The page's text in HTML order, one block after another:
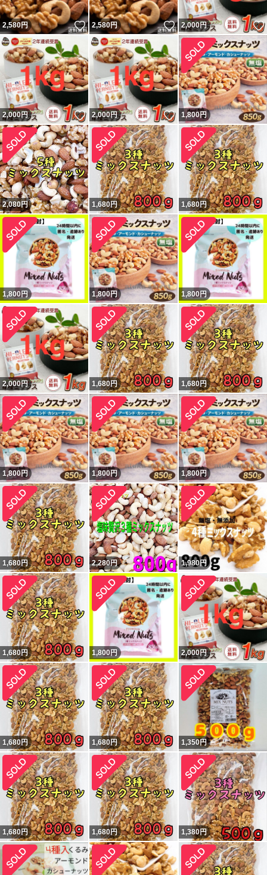
2,580円 いいね！
2,580円 いいね！
2,000円
2,000円 いいね！
2,000円 いいね！
1,800円
2,080円 1,680円 1,680円
1,800円 1,800円 1,800円
2,000円 1,680円 1,680円
1,800円 1,800円 1,800円
1,680円 2,280円 1,980円
1,680円 1,800円 2,000円
1,680円 1,680円 1,350円
1,680円 1,680円 1,380円